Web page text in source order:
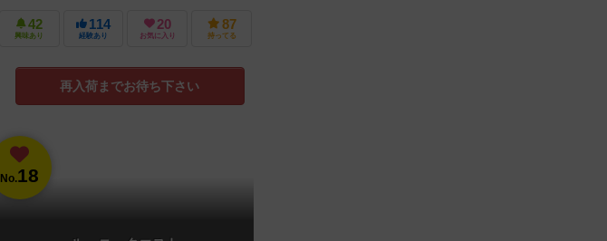
42
興味あり
114
経験あり
20
お気に入り
87
持ってる
再入荷までお待ち下さい
No.18